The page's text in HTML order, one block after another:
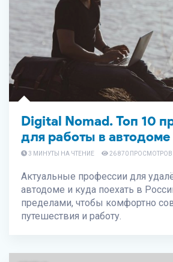
Digital Nomad. Топ 10
для работы в автодоме
3 МИНУТЫ НА ЧТЕНИЕ 26 870 ПРОСМОТРОВ
Актуальные профессии для
автодоме и куда поехать в
пределами, чтобы комфортно
путешествия и работу.